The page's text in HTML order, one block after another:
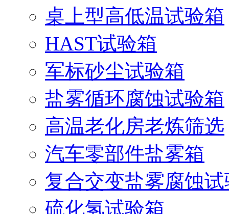
桌上型高低温试验箱
HAST试验箱
军标砂尘试验箱
盐雾循环腐蚀试验箱
高温老化房老炼筛选
汽车零部件盐雾箱
复合交变盐雾腐蚀
硫化氢试验箱